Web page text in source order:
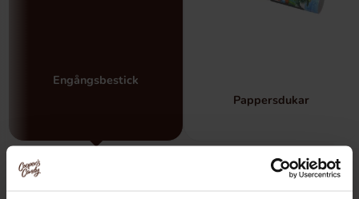
Engångsbestick
Pappersdukar